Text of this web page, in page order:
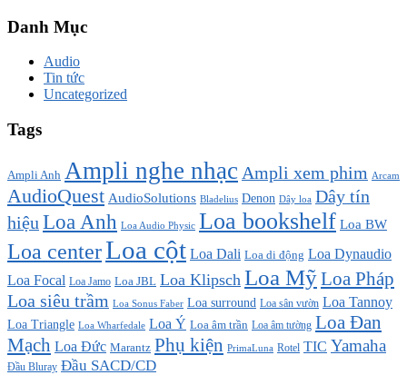
Danh Mục
Audio
Tin tức
Uncategorized
Tags
Ampli Anh Ampli nghe nhạc Ampli xem phim Arcam
AudioQuest AudioSolutions Bladelius Denon Dây loa Dây tín
hiệu Loa Anh Loa Audio Physic Loa bookshelf Loa BW
Loa centerLoa cột Loa Dali Loa di động Loa Dynaudio
Loa Focal Loa Jamo Loa JBL Loa Klipsch Loa MỹLoa Pháp
Loa siêu trầm Loa Sonus Faber Loa surround Loa sân vườn Loa Tannoy
Loa Triangle Loa Wharfedale Loa Ý Loa âm trần Loa âm tường Loa Đan
Mạch Loa Đức Marantz Phụ kiện PrimaLuna Rotel TIC Yamaha
Đầu Bluray Đầu SACD/CD